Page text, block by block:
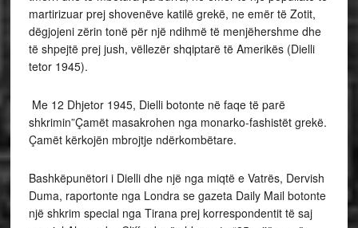
martirizuar prej shovenëve katilë grekë, ne emër të Zotit,
dëgjojeni zërin tonë për një ndihmë të menjëhershme dhe
të shpejtë prej jush, vëllezër shqiptarë të Amerikës (Dielli
tetor 1945).
Me 12 Dhjetor 1945, Dielli botonte në faqe të parë
shkrimin”Çamët masakrohen nga monarko-fashistët grekë.
Çamët kërkojën mbrojtje ndërkombëtare.
Bashkëpunëtori i Dielli dhe një nga miqtë e Vatrës, Dervish
Duma, raportonte nga Londra se gazeta Daily Mail botonte
një shkrim special nga Tirana prej korrespondentit të saj